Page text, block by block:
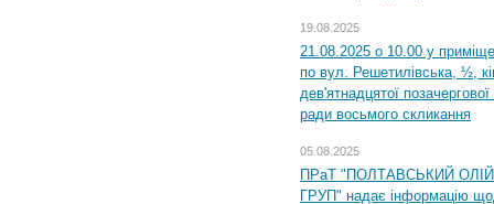
19.08.2025
21.08.2025 о 10.00 у
по вул. Решетилівська, ½,
дев'ятнадцятої
ради восьмого скликання
05.08.2025
ПРаТ "ПОЛТАВСЬКИЙ
ГРУП" надає інформацію